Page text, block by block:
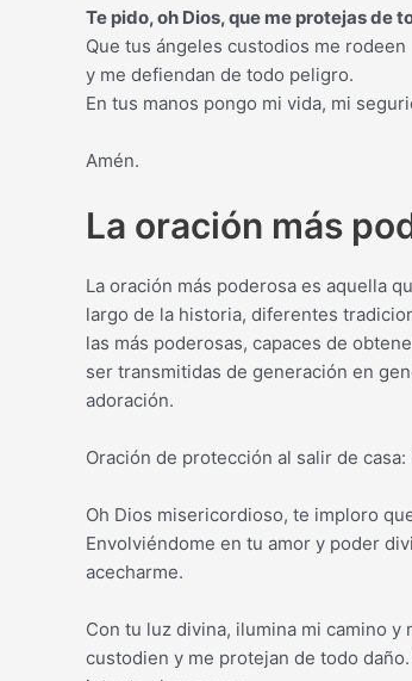
Te pido, oh Dios, que me protejas de
Que tus ángeles custodios me rodeen
y me defiendan de todo peligro.
En tus manos pongo mi vida, mi
Amén.
La oración más
La oración más poderosa es aquella
largo de la historia, diferentes
las más poderosas, capaces de
ser transmitidas de generación en
adoración.
Oración de protección al salir de
Oh Dios misericordioso, te imploro
Envolviéndome en tu amor y poder
acecharme.
Con tu luz divina, ilumina mi camino y
custodien y me protejan de todo